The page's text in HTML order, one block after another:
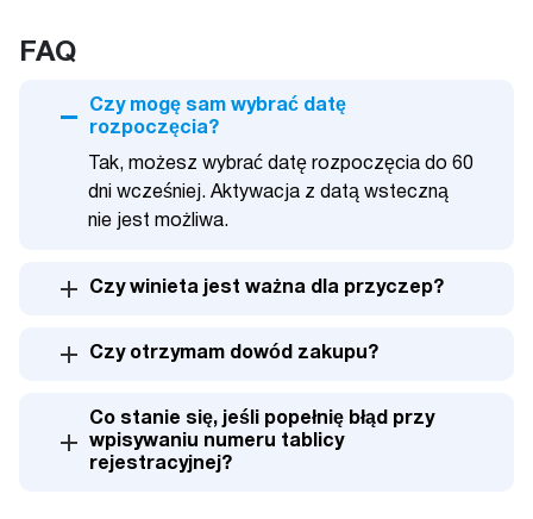
FAQ
Czy mogę sam wybrać datę
rozpoczęcia?
Tak, możesz wybrać datę rozpoczęcia do 60
dni wcześniej. Aktywacja z datą wsteczną
nie jest możliwa.
Czy winieta jest ważna dla przyczep?
Czy otrzymam dowód zakupu?
Co stanie się, jeśli popełnię błąd przy
wpisywaniu numeru tablicy
rejestracyjnej?